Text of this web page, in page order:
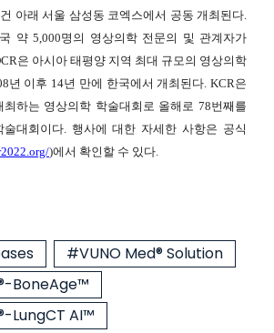
아래 서울 삼성동 코엑스에서 공동 개최된다.
약 5,000명의 영상의학 전문의 및 관계자가
은 아시아 태평양 지역 최대 규모의 영상의학
년 이후 14년 만에 한국에서 개최된다. KCR은
하는 영상의학 학술대회로 올해로 78번째를
대회이다. 행사에 대한 자세한 사항은 공식
)에서 확인할 수 있다.
#VUNO Med® Solution
BoneAge™
LungCT AI™